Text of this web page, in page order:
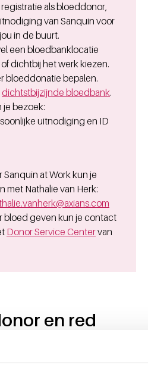
als bloeddonor,
van Sanquin voor
in de buurt.
een bloedbanklocatie
dichtbij het werk kiezen.
bloeddonatie bepalen.
dichtstbijzijnde bloedbank.
je bezoek:
uitnodiging en ID
at Work kun je
met Nathalie van Herk:
bloed geven kun je contact
Donor Service Centervan
en red